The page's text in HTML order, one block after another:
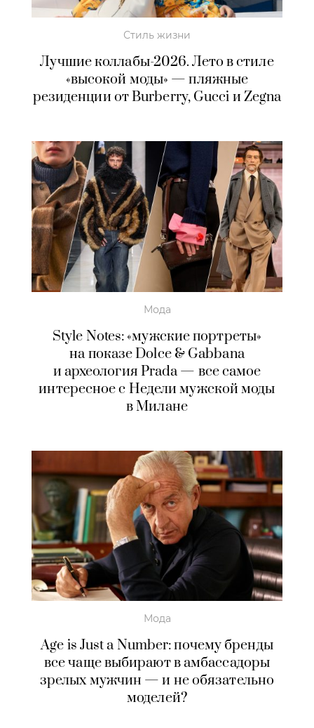
Стиль жизни
Лучшие коллабы-2026. Лето в стиле
«высокой моды» — пляжные
резиденции от Burberry, Gucci и Zegna
Мода
Style Notes: «мужские портреты»
на показе Dolce & Gabbana
и археология Prada — все самое
интересное с Недели мужской моды
в Милане
Мода
Age is Just a Number: почему бренды
все чаще выбирают в амбассадоры
зрелых мужчин — и не обязательно
моделей?